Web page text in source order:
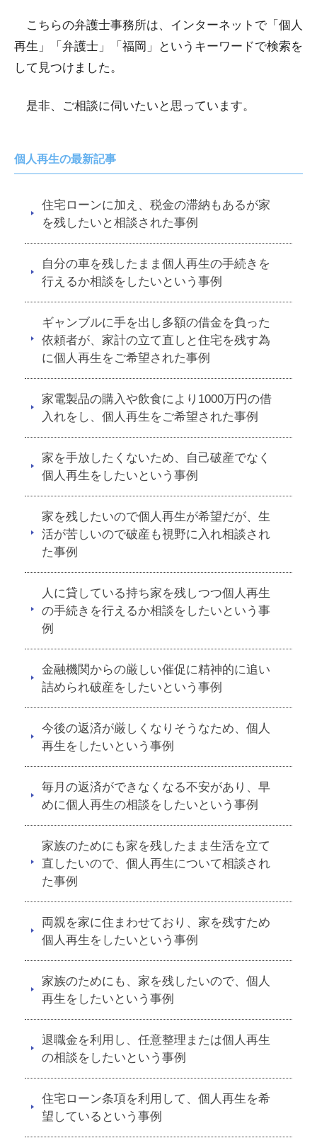
こちらの弁護士事務所は、インターネットで「個人
再生」「弁護士」「福岡」というキーワードで検索を
して見つけました。
是非、ご相談に伺いたいと思っています。
個人再生の最新記事
住宅ローンに加え、税金の滞納もあるが家
を残したいと相談された事例
自分の車を残したまま個人再生の手続きを
行えるか相談をしたいという事例
ギャンブルに手を出し多額の借金を負った
依頼者が、家計の立て直しと住宅を残す為
に個人再生をご希望された事例
家電製品の購入や飲食により1000万円の借
入れをし、個人再生をご希望された事例
家を手放したくないため、自己破産でなく
個人再生をしたいという事例
家を残したいので個人再生が希望だが、生
活が苦しいので破産も視野に入れ相談され
た事例
人に貸している持ち家を残しつつ個人再生
の手続きを行えるか相談をしたいという事
例
金融機関からの厳しい催促に精神的に追い
詰められ破産をしたいという事例
今後の返済が厳しくなりそうなため、個人
再生をしたいという事例
毎月の返済ができなくなる不安があり、早
めに個人再生の相談をしたいという事例
家族のためにも家を残したまま生活を立て
直したいので、個人再生について相談され
た事例
両親を家に住まわせており、家を残すため
個人再生をしたいという事例
家族のためにも、家を残したいので、個人
再生をしたいという事例
退職金を利用し、任意整理または個人再生
の相談をしたいという事例
住宅ローン条項を利用して、個人再生を希
望しているという事例